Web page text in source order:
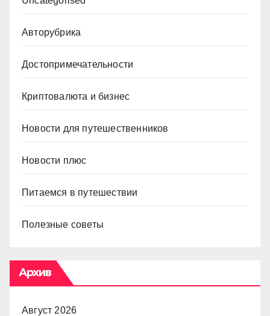
Авторубрика
Достопримечательности
Криптовалюта и бизнес
Новости для путешественников
Новости плюс
Питаемся в путешествии
Полезные советы
Архив
Август 2026